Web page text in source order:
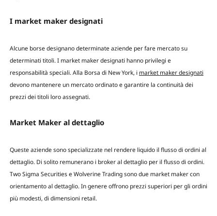
I market maker designati
Alcune borse designano determinate aziende per fare mercato su
determinati titoli. I market maker designati hanno privilegi e
responsabilità speciali. Alla Borsa di New York, i market maker designati
devono mantenere un mercato ordinato e garantire la continuità dei
prezzi dei titoli loro assegnati.
Market Maker al dettaglio
Queste aziende sono specializzate nel rendere liquido il flusso di ordini al
dettaglio. Di solito remunerano i broker al dettaglio per il flusso di ordini.
Two Sigma Securities e Wolverine Trading sono due market maker con
orientamento al dettaglio. In genere offrono prezzi superiori per gli ordini
più modesti, di dimensioni retail.